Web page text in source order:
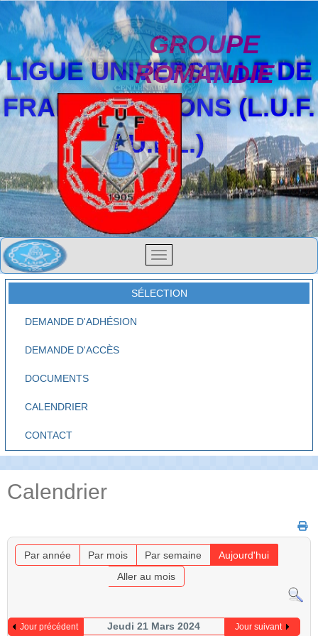
LIGUE UNIVERSELLE DE
FRANCS-MAÇONS (L.U.F.
/ U.F.L.)
GROUPE
ROMANDIE
SÉLECTION
DEMANDE D'ADHÉSION
DEMANDE D'ACCÈS
DOCUMENTS
CALENDRIER
CONTACT
Calendrier
Par année Par mois Par semaine
Aujourd'hui
Aller au mois
Jour précédent Jeudi 21 Mars 2024 Jour suivant